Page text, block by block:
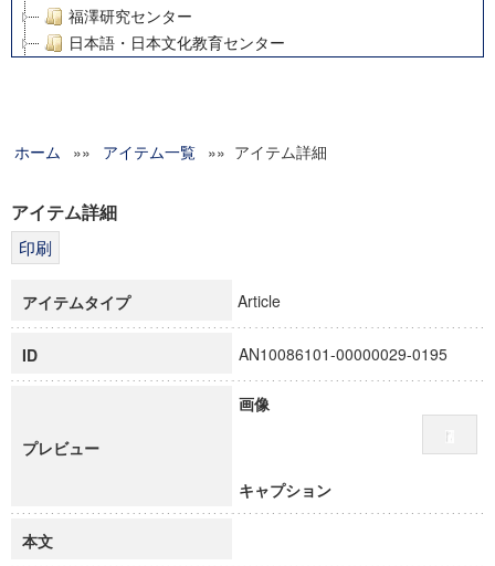
福澤研究センター
日本語・日本文化教育センター
グローバルリサーチインスティテュート
科学研究費補助金研究成果報告書
博士課程教育リーディングプログラム「超成熟社会発展のサ
ホーム »» アイテム一覧 »» アイテム詳細
アイテム詳細
アイテムタイプ Article
ID AN10086101-00000029-0195
プレビュー
画像
キャプション
本文